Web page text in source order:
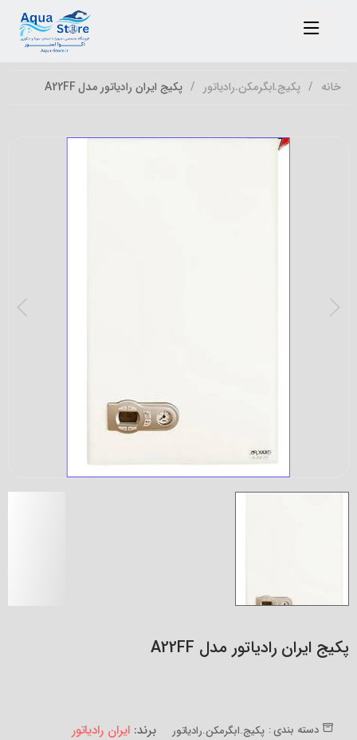
خانه پکیج.ابگرمکن.رادیاتور پکیج ایران رادیاتور مدل A22FF
پکیج ایران رادیاتور مدل A22FF
دسته بندی : پکیج.ابگرمکن.رادیاتور برند:ایران رادیاتور